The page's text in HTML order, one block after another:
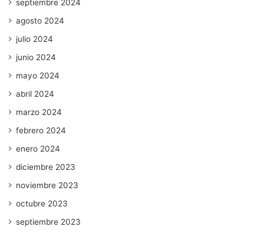
septiembre 2024
agosto 2024
julio 2024
junio 2024
mayo 2024
abril 2024
marzo 2024
febrero 2024
enero 2024
diciembre 2023
noviembre 2023
octubre 2023
septiembre 2023